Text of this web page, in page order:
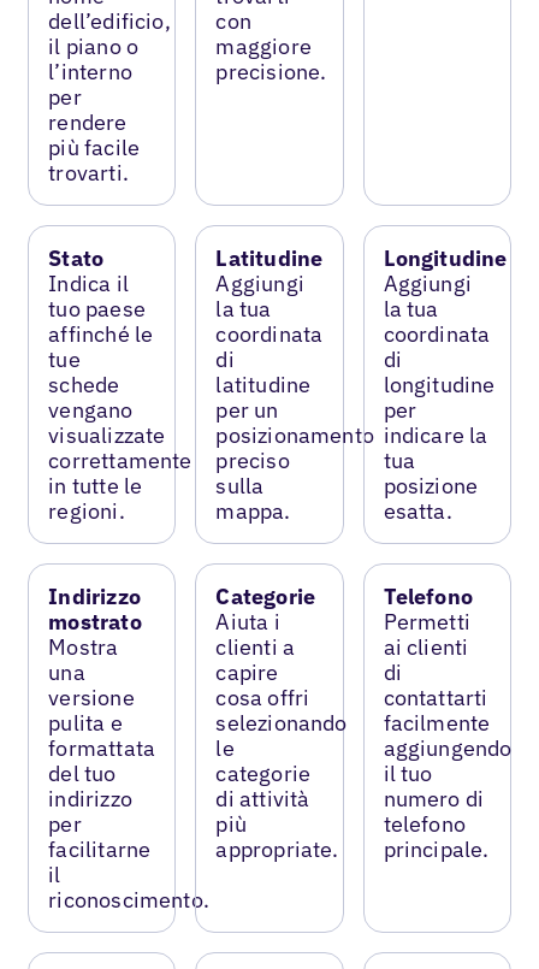
dell’edificio,
il piano o
l’interno
per
rendere
più facile
trovarti.
con
maggiore
precisione.
Stato
Indica il
tuo paese
affinché le
tue
schede
vengano
visualizzate
correttamente
in tutte le
regioni.
Latitudine
Aggiungi
la tua
coordinata
di
latitudine
per un
posizionamento
preciso
sulla
mappa.
Longitudine
Aggiungi
la tua
coordinata
di
longitudine
per
indicare la
tua
posizione
esatta.
Indirizzo
mostrato
Mostra
una
versione
pulita e
formattata
del tuo
indirizzo
per
facilitarne
il
riconoscimento.
Categorie
Aiuta i
clienti a
capire
cosa offri
selezionando
le
categorie
di attività
più
appropriate.
Telefono
Permetti
ai clienti
di
contattarti
facilmente
aggiungendo
il tuo
numero di
telefono
principale.